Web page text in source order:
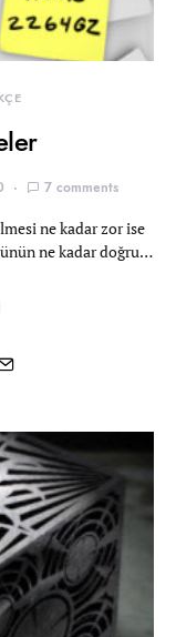
7 comments
ne kadar zor ise
ne kadar doğru…